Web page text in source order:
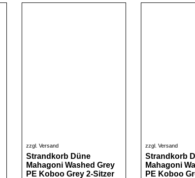
zzgl. Versand
Strandkorb Düne
Mahagoni Washed Grey
PE Koboo Grey 2-Sitzer
zzgl. Versand
Strandkorb
Mahagoni
PE Koboo